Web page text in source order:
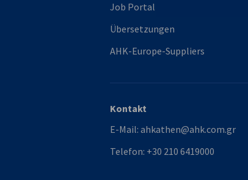
Job Portal
Übersetzungen
AHK-Europe-Suppliers
Kontakt
E-Mail: ahkathen@ahk.com.gr
Telefon: +30 210 6419000